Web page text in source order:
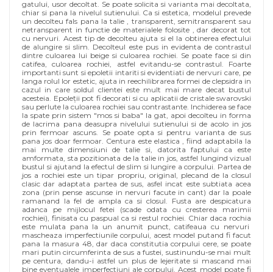
gatului, usor decoltat. Se poate solicita si varianta mai decoltata,
chiar si pana la nivelul sutienului. Ca si estetica, modelul prevede
un decolteu fals pana la talie , transparent, semitransparent sau
netransparent in functie de materialele folosite , dar decorat tot
cu nervuri. Acest tip de decolteu ajuta si el la obtinerea efectului
de alungire si slim. Decolteul este pus in evidenta de contrastul
dintre culoarea lui beige si culoarea rochiei. Se poate face si din
catifea, culoarea rochiei, astfel evitandu-se contrastul. Foarte
importanti sunt si epoletii intariti si evidentiati de nervuri care, pe
langa rolul lor estetic, ajuta in reechilibrarea formei de clepsidra in
cazul in care soldul clientei este mult mai mare decat bustul
acesteia. Epoleții pot fi decorati si cu aplicatii de cristale swarovski
sau perlute la culoarea rochiei sau contrastante. Inchiderea se face
la spate prin sistem "mos si baba" la gat, apoi decolteu in forma
de lacrima pana deasupra nivelului sutienului si de acolo in jos
prin fermoar ascuns. Se poate opta si pentru varianta de sus
pana jos doar fermoar. Centura este elastica , fiind adaptabila la
mai multe dimensiuni de talie si, datorita faptului ca este
amformata, sta pozitionata de la talie in jos, astfel lungind vizual
bustul si ajutand la efectul de slim si lungire a corpului. Partea de
jos a rochiei este un tipar propriu, original, plecand de la closul
clasic dar adaptata partea de sus, asfel incat este subtiata acea
zona (prin pense ascunse in nervuri facute in cant) dar la poale
ramanand la fel de ampla ca si closul. Fusta are despicatura
adanca pe mijlocul fetei (scade odata cu cresterea marimii
rochiei), finisata cu paspual ca si restul rochiei. Chiar daca rochia
este mulata pana la un anumit punct, catifeaua cu nervuri
mascheaza imperfectiunile corpului, acest model putand fi facut
pana la masura 48, dar daca constitutia corpului cere, se poate
mari putin circumferinta de sus a fustei, sustinundu-se mai mult
pe centura, dandu-i astfel un plus de lejeritate si mascand mai
bine eventualele imperfectiuni ale corpului. Acest model poate fi